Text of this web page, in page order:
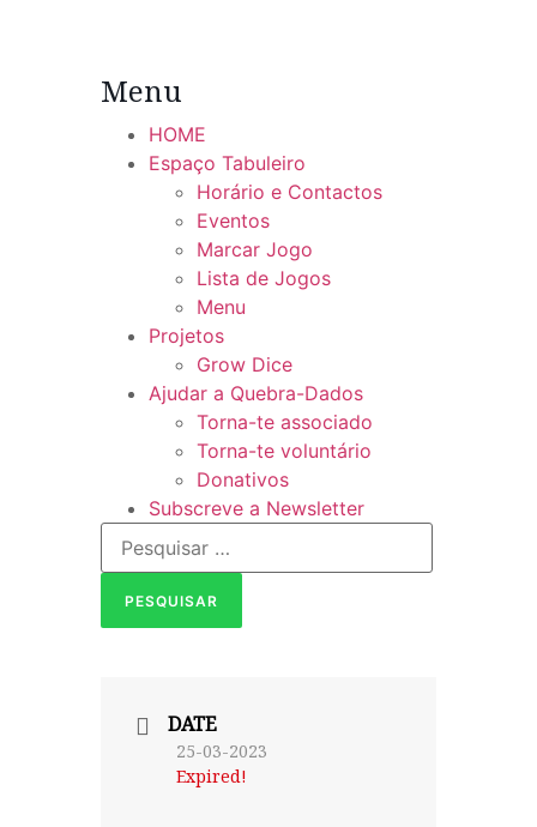
Menu
HOME
Espaço Tabuleiro
Horário e Contactos
Eventos
Marcar Jogo
Lista de Jogos
Menu
Projetos
Grow Dice
Ajudar a Quebra-Dados
Torna-te associado
Torna-te voluntário
Donativos
Subscreve a Newsletter
DATE
25-03-2023
Expired!